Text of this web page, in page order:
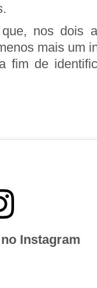
nos dois
mais um
fim de
Instagram